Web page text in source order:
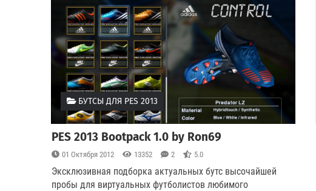
БУТСЫ ДЛЯ PES 2013
PES 2013 Bootpack 1.0 by Ron69
01 Октября 2012 13352 2 5.0
Эксклюзивная подборка актуальных бутс высочайшей
пробы для виртуальных футболистов любимого